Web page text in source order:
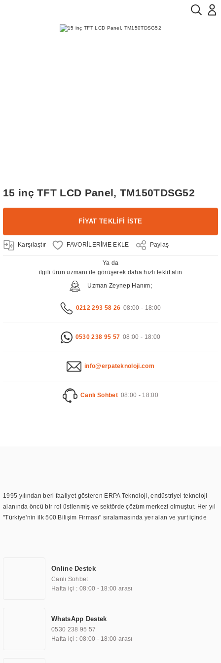
15 inç TFT LCD Panel, TM150TDSG52
FİYAT TEKLİFİ İSTE
Karşılaştır Paylaş
Ya da
ilgili ürün uzmanı ile görüşerek daha hızlı teklif alın
Uzman Zeynep Hanım;
0212 293 58 26 08:00 - 18:00
0530 238 95 57 08:00 - 18:00
info@erpateknoloji.com
Canlı Sohbet 08:00 - 18:00
1995 yılından beri faaliyet gösteren ERPA Teknoloji, endüstriyel teknoloji
alanında öncü bir rol üstlenmiş ve sektörde çözüm merkezi olmuştur. Her yıl
"Türkiye'nin ilk 500 Bilişim Firması" sıralamasında yer alan ve yurt içinde
TOCHI markası altında kendi ürettiği ürünlerde kullanmıştır. Günümüzde
TOCHI; videowall, digital signage, kiosk, totem, akıllı durak ekranı, araç içi
ekran, asansör ekranı, digital menüboard, marin ekran, medikal ekran,
ekranları, endüstriyel ekranlar, kapı önü bilgi ekranları, panel PC,
endüstriyel Panel PC, mini PC, endüstriyel mini PC ve akıllı bina sistemleri
gibi çözümleri 4.5" ile 110” boyutları arasında üretebilirken, ayrıca standart
Online Destek
Canlı Sohbet
Hafta içi : 08:00 - 18:00 arası
WhatsApp Destek
0530 238 95 57
Hafta içi : 08:00 - 18:00 arası